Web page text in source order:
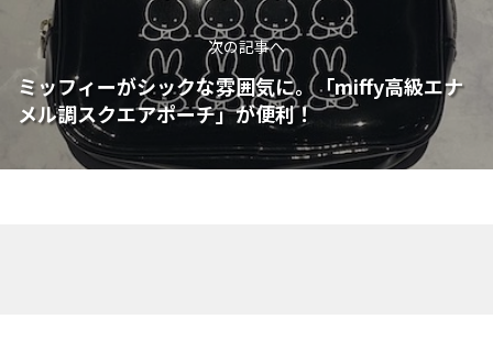
次の記事へ
ミッフィーがシックな雰囲気に。「miffy高級エナ
メル調スクエアポーチ」が便利！